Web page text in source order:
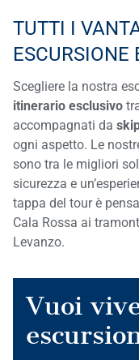
TUTTI I
Scegliere la nostra
itinerario esclusivo
accompagnati da
ogni aspetto. Le
sono tra le migliori
sicurezza e
tappa del tour è
Cala Rossa ai
Levanzo.
Vuoi